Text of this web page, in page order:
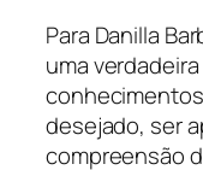
Para Danilla
uma
desejado, ser
compreensão